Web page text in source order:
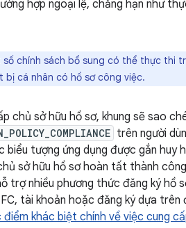
hợp ngoại lệ, chẳng hạn như
chính sách bổ sung có thể thực thi
cá nhân có hồ sơ công việc.
chủ sở hữu hồ sơ, khung sẽ sao
trên người
tượng ứng dụng được gắn huy
sở hữu hồ sơ hoàn tất thành
trợ nhiều phương thức đăng ký hồ
tài khoản hoặc đăng ký dựa
điểm khác biệt chính về việc cung